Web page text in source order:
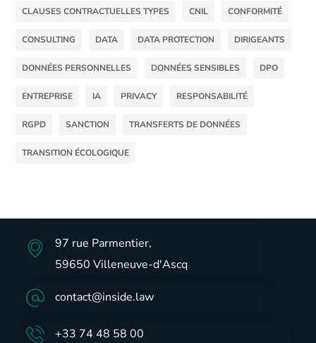
CLAUSES CONTRACTUELLES TYPES CNIL CONFORMITÉ
CONSULTING DATA DATA PROTECTION DIRIGEANTS
DONNÉES PERSONNELLES DONNÉES SENSIBLES DPO
ENTREPRISE IA PRIVACY RESPONSABILITÉ
RGPD SANCTION TRANSFERTS DE DONNÉES
TRANSITION ÉCOLOGIQUE
97 rue Parmentier,
59650 Villeneuve-d'Ascq
contact@inside.law
+33 74 48 58 00